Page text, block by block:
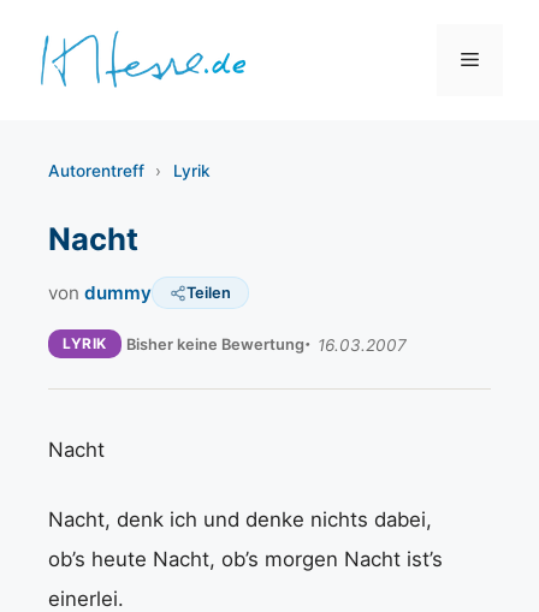
Inhalt
springen
Menü
Autorentreff › Lyrik
Nacht
von dummy Teilen
LYRIK Bisher keine Bewertung 16.03.2007
Nacht
Nacht, denk ich und denke nichts dabei,
ob’s heute Nacht, ob’s morgen Nacht ist’s
einerlei.